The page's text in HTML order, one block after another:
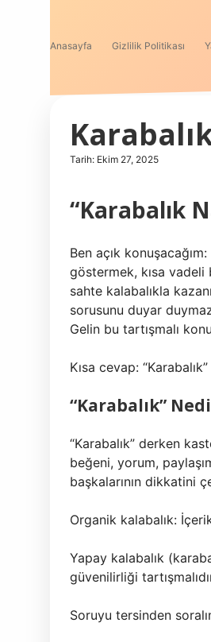
Anasayfa Gizlilik Politikası
Tarih: Ekim 27, 2025
“Karabalık
Ben açık
göstermek, kısa
sahte kalabalıkla
sorusunu duyar
Gelin bu tartışmalı
Kısa cevap:
“Karabalık”
“Karabalık” derken
beğeni, yorum,
başkalarının dikkatini
Organik kalabalık:
Yapay kalabalık
güvenilirliği
Soruyu tersinden